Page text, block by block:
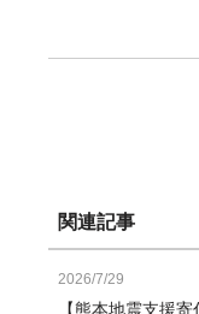
関連記事
2026/7/29
【熊本地震支援